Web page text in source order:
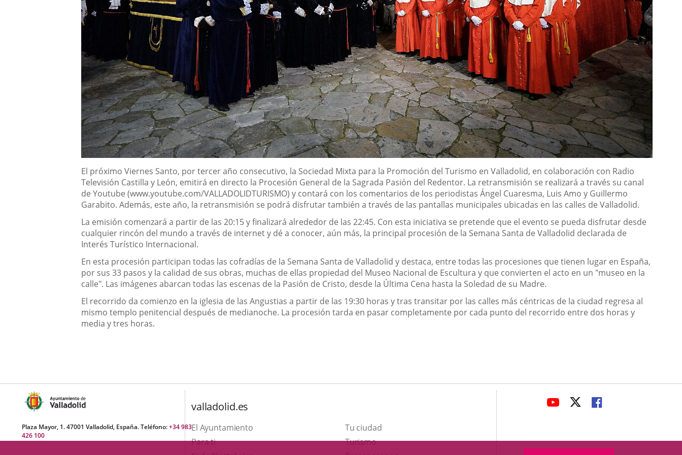
Descripción
El próximo Viernes Santo, por tercer año consecutivo, la Sociedad Mixta para la Promoción del Turismo en Valladolid, en colaboración con Radio
Televisión Castilla y León, emitirá en directo la Procesión General de la Sagrada Pasión del Redentor. La retransmisión se realizará a través su canal
de Youtube (www.youtube.com/VALLADOLIDTURISMO) y contará con los comentarios de los periodistas Ángel Cuaresma, Luis Amo y Guillermo
Garabito. Además, este año, la retransmisión se podrá disfrutar también a través de las pantallas municipales ubicadas en las calles de Valladolid.
La emisión comenzará a partir de las 20:15 y finalizará alrededor de las 22:45. Con esta iniciativa se pretende que el evento se pueda disfrutar desde
cualquier rincón del mundo a través de internet y dé a conocer, aún más, la principal procesión de la Semana Santa de Valladolid declarada de
Interés Turístico Internacional.
En esta procesión participan todas las cofradías de la Semana Santa de Valladolid y destaca, entre todas las procesiones que tienen lugar en España,
por sus 33 pasos y la calidad de sus obras, muchas de ellas propiedad del Museo Nacional de Escultura y que convierten el acto en un "museo en la
calle". Las imágenes abarcan todas las escenas de la Pasión de Cristo, desde la Última Cena hasta la Soledad de su Madre.
El recorrido da comienzo en la iglesia de las Angustias a partir de las 19:30 horas y tras transitar por las calles más céntricas de la ciudad regresa al
mismo templo penitencial después de medianoche. La procesión tarda en pasar completamente por cada punto del recorrido entre dos horas y
media y tres horas.
Plaza Mayor, 1. 47001 Valladolid, España. Teléfono:+34 983
426 100
valladolid.es
El Ayuntamiento
Tu ciudad
Para ti
TurismoThis
LINK
APPLICATION.
LINK
APPLICATION.
LINK
APPLICATION.